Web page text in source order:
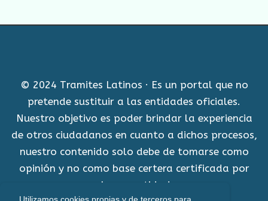
© 2024 Tramites Latinos · Es un portal que no
pretende sustituir a las entidades oficiales.
Nuestro objetivo es poder brindar la experiencia
de otros ciudadanos en cuanto a dichos procesos,
nuestro contenido solo debe de tomarse como
opinión y no como base certera certificada por
alguna entidad.